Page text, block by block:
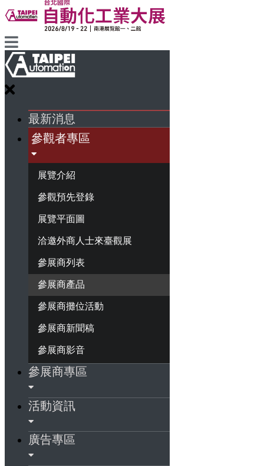
最新消息
參觀者專區
展覽介紹
參觀預先登錄
展覽平面圖
洽邀外商人士來臺觀展
參展商列表
參展商產品
參展商攤位活動
參展商新聞稿
參展商影音
參展商專區
活動資訊
廣告專區